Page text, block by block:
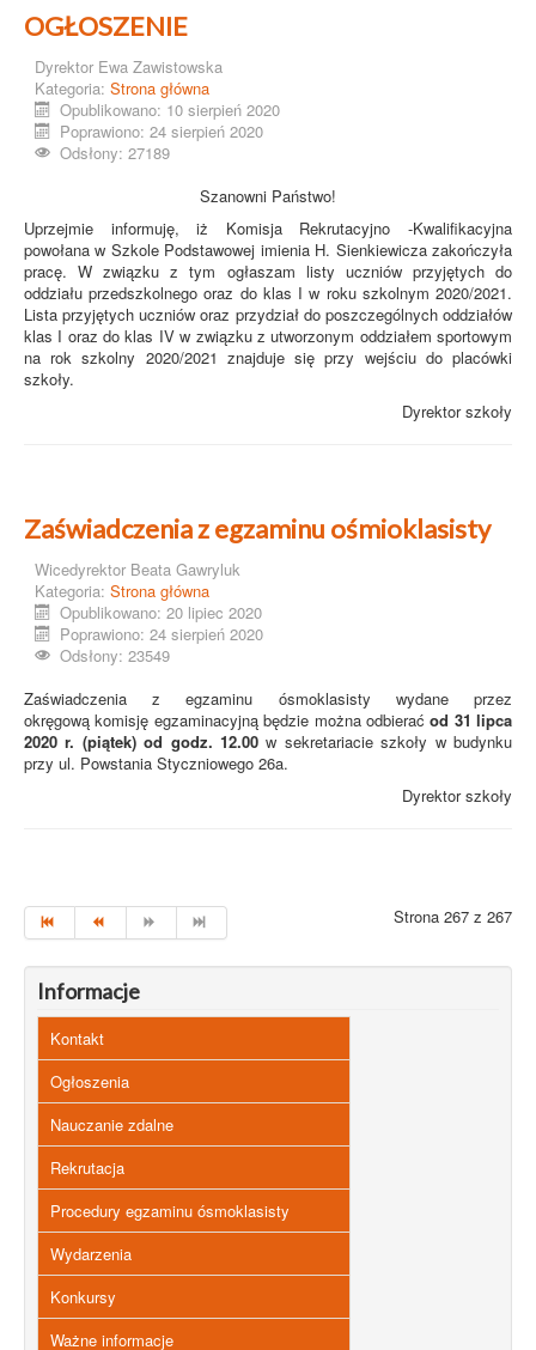
OGŁOSZENIE
Dyrektor Ewa Zawistowska
Kategoria: Strona główna
Opublikowano: 10 sierpień 2020
Poprawiono: 24 sierpień 2020
Odsłony: 27189
Szanowni Państwo!
Uprzejmie informuję, iż Komisja Rekrutacyjno -Kwalifikacyjna
powołana w Szkole Podstawowej imienia H. Sienkiewicza zakończyła
pracę. W związku z tym ogłaszam listy uczniów przyjętych do
oddziału przedszkolnego oraz do klas I w roku szkolnym 2020/2021.
Lista przyjętych uczniów oraz przydział do poszczególnych oddziałów
klas I oraz do klas IV w związku z utworzonym oddziałem sportowym
na rok szkolny 2020/2021 znajduje się przy wejściu do placówki
szkoły.
Dyrektor szkoły
Zaświadczenia z egzaminu ośmioklasisty
Wicedyrektor Beata Gawryluk
Kategoria: Strona główna
Opublikowano: 20 lipiec 2020
Poprawiono: 24 sierpień 2020
Odsłony: 23549
Zaświadczenia z egzaminu ósmoklasisty wydane przez
okręgową komisję egzaminacyjną będzie można odbieraćod 31 lipca
2020 r. (piątek) od godz. 12.00 w sekretariacie szkoły w budynku
przy ul. Powstania Styczniowego 26a.
Dyrektor szkoły
Strona 267 z 267
Informacje
Kontakt
Ogłoszenia
Nauczanie zdalne
Rekrutacja
Procedury egzaminu ósmoklasisty
Wydarzenia
Konkursy
Ważne informacje